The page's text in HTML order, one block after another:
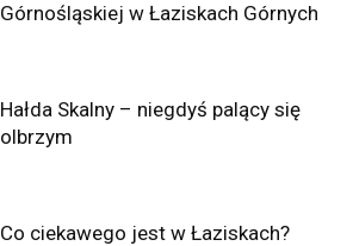
Górnośląskiej w Łaziskach Górnych
Hałda Skalny – niegdyś palący się
olbrzym
Co ciekawego jest w Łaziskach?